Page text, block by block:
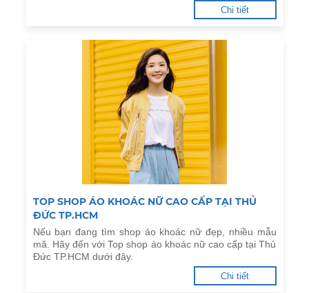
Chi tiết
TOP SHOP ÁO KHOÁC NỮ CAO CẤP TẠI THỦ
ĐỨC TP.HCM
Nếu bạn đang tìm shop áo khoác nữ đẹp, nhiều mẫu
mã. Hãy đến với Top shop áo khoác nữ cao cấp tại Thủ
Đức TP.HCM dưới đây.
Chi tiết